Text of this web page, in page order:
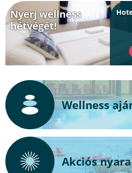
Nyerj wellness
hétvégét!
Wellness
Akciós